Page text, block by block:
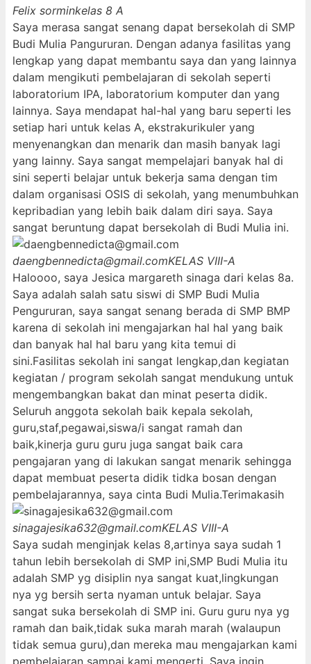
Felix sorminkelas 8 A
Saya merasa sangat senang dapat bersekolah di SMP
Budi Mulia Pangururan. Dengan adanya fasilitas yang
lengkap yang dapat membantu saya dan yang lainnya
dalam mengikuti pembelajaran di sekolah seperti
laboratorium IPA, laboratorium komputer dan yang
lainnya. Saya mendapat hal-hal yang baru seperti les
setiap hari untuk kelas A, ekstrakurikuler yang
menyenangkan dan menarik dan masih banyak lagi
yang lainny. Saya sangat mempelajari banyak hal di
sini seperti belajar untuk bekerja sama dengan tim
dalam organisasi OSIS di sekolah, yang menumbuhkan
kepribadian yang lebih baik dalam diri saya. Saya
sangat beruntung dapat bersekolah di Budi Mulia ini.
daengbennedicta@gmail.comKELAS VIII-A
Haloooo, saya Jesica margareth sinaga dari kelas 8a.
Saya adalah salah satu siswi di SMP Budi Mulia
Pengururan, saya sangat senang berada di SMP BMP
karena di sekolah ini mengajarkan hal hal yang baik
dan banyak hal hal baru yang kita temui di
sini.Fasilitas sekolah ini sangat lengkap,dan kegiatan
kegiatan / program sekolah sangat mendukung untuk
mengembangkan bakat dan minat peserta didik.
Seluruh anggota sekolah baik kepala sekolah,
guru,staf,pegawai,siswa/i sangat ramah dan
baik,kinerja guru guru juga sangat baik cara
pengajaran yang di lakukan sangat menarik sehingga
dapat membuat peserta didik tidka bosan dengan
pembelajarannya, saya cinta Budi Mulia.Terimakasih
sinagajesika632@gmail.comKELAS VIII-A
Saya sudah menginjak kelas 8,artinya saya sudah 1
tahun lebih bersekolah di SMP ini,SMP Budi Mulia itu
adalah SMP yg disiplin nya sangat kuat,lingkungan
nya yg bersih serta nyaman untuk belajar. Saya
sangat suka bersekolah di SMP ini. Guru guru nya yg
ramah dan baik,tidak suka marah marah (walaupun
tidak semua guru),dan mereka mau mengajarkan kami